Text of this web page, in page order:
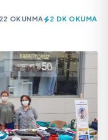
OKUNMA 2 DK OKUMA